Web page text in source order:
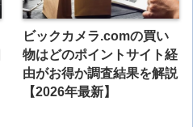
ビックカメラ.comの買い
物はどのポイントサイト経
由がお得か調査結果を解説
【2026年最新】